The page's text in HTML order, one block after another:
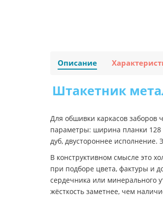
Описание
Штакетник
Для обшивки каркасов заборов
параметры: ширина планки 128
дуб, двустороннее исполнение.
В конструктивном смысле это
при подборе цвета, фактуры и
сердечника или минерального
жёсткость заметнее, чем